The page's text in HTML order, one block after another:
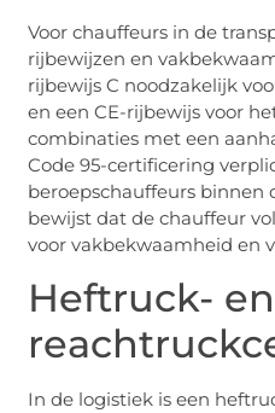
Voor chauffeurs in de
rijbewijzen en
rijbewijs C noodzakelijk
en een CE-rijbewijs voor
combinaties met een
Code 95-certificering
beroepschauffeurs binnen
bewijst dat de chauffeur
voor vakbekwaamheid en
Heftruck- en
In de logistiek is een